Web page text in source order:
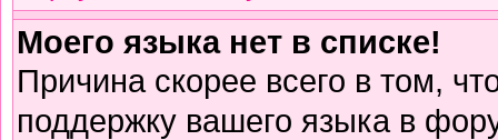
Моего языка нет в списке!
Причина скорее всего в том,
поддержку вашего языка в